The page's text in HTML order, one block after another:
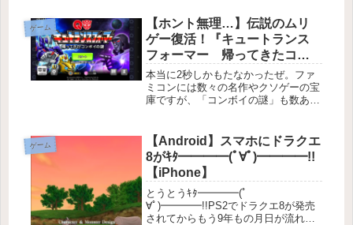
ゲーム
【ホント無理…】伝説のムリ
ゲー復活！『キュートランス
フォーマー 帰ってきたコン
ボイの謎』【2秒もたない】
本当に2秒しかもたなかったぜ。ファ
ミコンには数々の名作やクソゲーの宝
庫ですが、「コンボイの謎」も数ある
ランスフォーマーが『キュートランス
フォーマー 帰ってきたコンボイの
謎』...
ゲーム
【Android】スマホにドラクエ
8がｷﾀ━━━━(ﾟ∀ﾟ)━━━━!!
【iPhone】
とうとうｷﾀ━━━━(ﾟ
∀ﾟ)━━━━!!PS2でドラクエ8が発売
されてからもう9年もの月日が流れて